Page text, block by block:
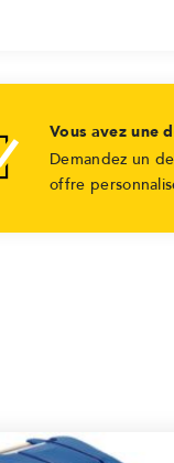
Vous avez une
Demandez un
offre